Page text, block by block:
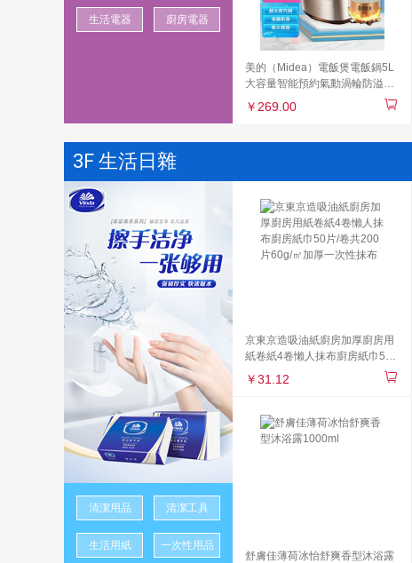
生活電器 廚房電器
美的（Midea）電飯煲電飯鍋5L
大容量智能預約氣動渦輪防溢鍋
WFS5017TM（推薦3-8人）
￥269.00
3F 生活日雜
清潔用品 清潔工具
生活用紙 一次性用品
京東京造吸油紙廚房加厚廚房用
紙卷紙4卷懶人抹布廚房紙巾50
片/卷共200片60g/㎡加厚一次性
￥31.12
舒膚佳薄荷冰怡舒爽香型沐浴露